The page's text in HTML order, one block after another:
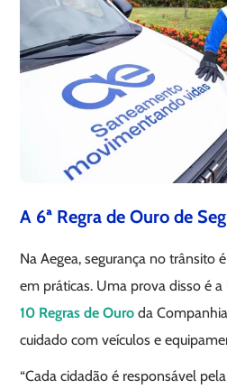
A 6ª Regra de Ouro de
Na Aegea, segurança no trânsito
em práticas. Uma prova disso é
10 Regras de Ouro da
cuidado com veículos e
“Cada cidadão é responsável